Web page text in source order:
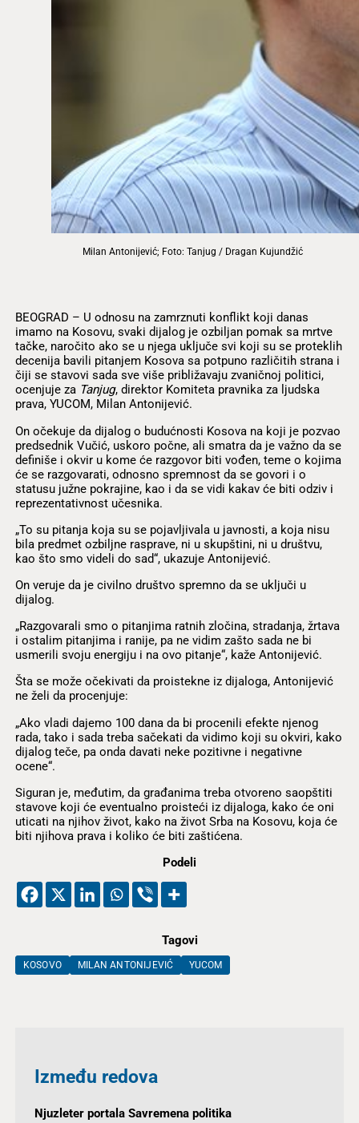
Milan Antonijević; Foto: Tanjug / Dragan Kujundžić
BEOGRAD – U odnosu na zamrznuti konflikt koji danas
imamo na Kosovu, svaki dijalog je ozbiljan pomak sa mrtve
tačke, naročito ako se u njega uključe svi koji su se proteklih
decenija bavili pitanjem Kosova sa potpuno različitih strana i
čiji se stavovi sada sve više približavaju zvaničnoj politici,
ocenjuje za Tanjug, direktor Komiteta pravnika za ljudska
prava, YUCOM, Milan Antonijević.
On očekuje da dijalog o budućnosti Kosova na koji je pozvao
predsednik Vučić, uskoro počne, ali smatra da je važno da se
definiše i okvir u kome će razgovor biti vođen, teme o kojima
će se razgovarati, odnosno spremnost da se govori i o
statusu južne pokrajine, kao i da se vidi kakav će biti odziv i
reprezentativnost učesnika.
„To su pitanja koja su se pojavljivala u javnosti, a koja nisu
bila predmet ozbiljne rasprave, ni u skupštini, ni u društvu,
kao što smo videli do sad“, ukazuje Antonijević.
On veruje da je civilno društvo spremno da se uključi u
dijalog.
„Razgovarali smo o pitanjima ratnih zločina, stradanja, žrtava
i ostalim pitanjima i ranije, pa ne vidim zašto sada ne bi
usmerili svoju energiju i na ovo pitanje“, kaže Antonijević.
Šta se može očekivati da proistekne iz dijaloga, Antonijević
ne želi da procenjuje:
„Ako vladi dajemo 100 dana da bi procenili efekte njenog
rada, tako i sada treba sačekati da vidimo koji su okviri, kako
dijalog teče, pa onda davati neke pozitivne i negativne
ocene“.
Siguran je, međutim, da građanima treba otvoreno saopštiti
stavove koji će eventualno proisteći iz dijaloga, kako će oni
uticati na njihov život, kako na život Srba na Kosovu, koja će
biti njihova prava i koliko će biti zaštićena.
Podeli
Tagovi
KOSOVO MILAN ANTONIJEVIĆ YUCOM
Između redova
Njuzleter portala Savremena politika